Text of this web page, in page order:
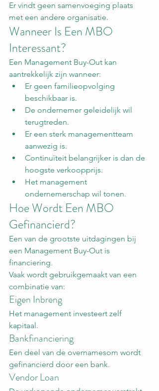
Er vindt geen samenvoeging plaats
met een andere organisatie.
Wanneer Is Een MBO
Interessant?
Een Management Buy-Out kan
aantrekkelijk zijn wanneer:
Er geen familieopvolging
beschikbaar is.
De ondernemer geleidelijk wil
terugtreden.
Er een sterk managementteam
aanwezig is.
Continuïteit belangrijker is dan de
hoogste verkoopprijs.
Het management
ondernemerschap wil tonen.
Hoe Wordt Een MBO
Gefinancierd?
Een van de grootste uitdagingen bij
een Management Buy-Out is
financiering.
Vaak wordt gebruikgemaakt van een
combinatie van:
Eigen Inbreng
Het management investeert zelf
kapitaal.
Bankfinanciering
Een deel van de overnamesom wordt
gefinancierd door een bank.
Vendor Loan